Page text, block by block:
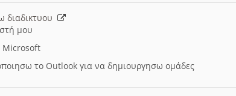
διαδικτυου
μου
Microsoft
το Outlook για να δημιουργησω ομάδες